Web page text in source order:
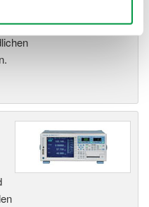
lassen sich